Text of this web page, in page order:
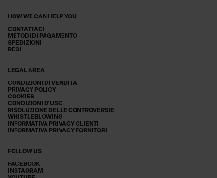
HOW WE CAN HELP YOU
CONTATTACI
METODI DI PAGAMENTO
SPEDIZIONI
RESI
LEGAL AREA
CONDIZIONI DI VENDITA
PRIVACY POLICY
COOKIES
CONDIZIONI D'USO
RISOLUZIONE DELLE CONTROVERSIE
WHISTLEBLOWING
INFORMATIVA PRIVACY CLIENTI
INFORMATIVA PRIVACY FORNITORI
FOLLOW US
FACEBOOK
INSTAGRAM